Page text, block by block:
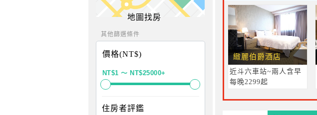
地圖找房
其他篩選條件
價格(NT$)
住房者評鑑
緻麗伯爵酒店
近斗六車站~兩人含早
每晚2299起